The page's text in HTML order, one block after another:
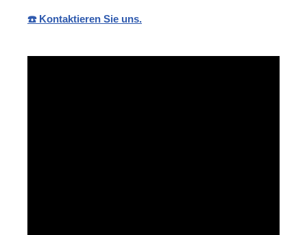
☎️ Kontaktieren Sie uns.